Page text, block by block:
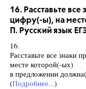
16. Расставьте
цифру(-ы), на
П. Русский язык
16.
Расставьте все знаки
месте которой(-ых)
в предложении
(Подробнее...)